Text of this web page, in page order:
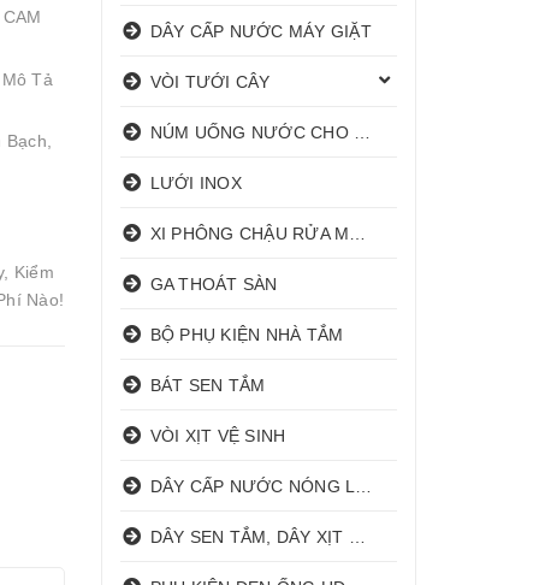
Tả
Kiểm
Nào!
DÂY CẤP NƯỚC MÁY GIẶT
VÒI TƯỚI CÂY
LƯỚI INOX
GA THOÁT SÀN
BỘ PHỤ KIỆN NHÀ TẮM
BÁT SEN TẮM
VÒI XỊT VỆ SINH